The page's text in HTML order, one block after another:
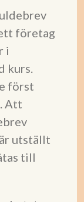
företag
i
kurs.
först
Att
utställt
till